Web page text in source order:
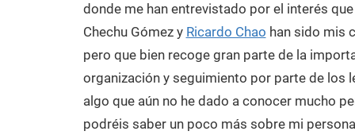
donde me han entrevistado por el interés
Chechu Gómez y Ricardo Chao han sido mis
pero que bien recoge gran parte de la
organización y seguimiento por parte de los
algo que aún no he dado a conocer mucho
podréis saber un poco más sobre mi